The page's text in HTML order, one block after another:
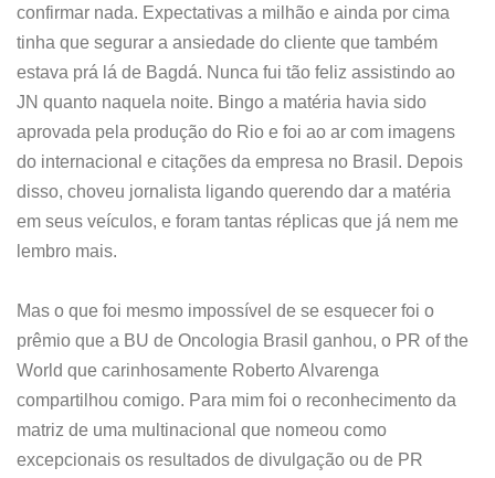
confirmar nada. Expectativas a milhão e ainda por cima
tinha que segurar a ansiedade do cliente que também
estava prá lá de Bagdá. Nunca fui tão feliz assistindo ao
JN quanto naquela noite. Bingo a matéria havia sido
aprovada pela produção do Rio e foi ao ar com imagens
do internacional e citações da empresa no Brasil. Depois
disso, choveu jornalista ligando querendo dar a matéria
em seus veículos, e foram tantas réplicas que já nem me
lembro mais.
Mas o que foi mesmo impossível de se esquecer foi o
prêmio que a BU de Oncologia Brasil ganhou, o PR of the
World que carinhosamente Roberto Alvarenga
compartilhou comigo. Para mim foi o reconhecimento da
matriz de uma multinacional que nomeou como
excepcionais os resultados de divulgação ou de PR